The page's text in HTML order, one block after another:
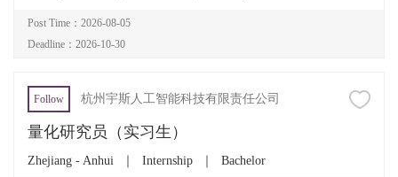
Post Time：2026-08-05
Deadline：2026-10-30
Follow 杭州宇斯人工智能科技有限责任公司
量化研究员（实习生）
Zhejiang - Anhui Internship Bachelor